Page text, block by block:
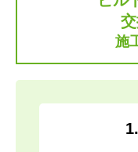
施
1.